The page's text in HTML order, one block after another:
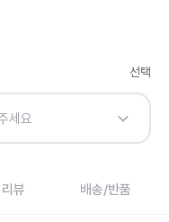
선택
세요
리뷰 배송/반품